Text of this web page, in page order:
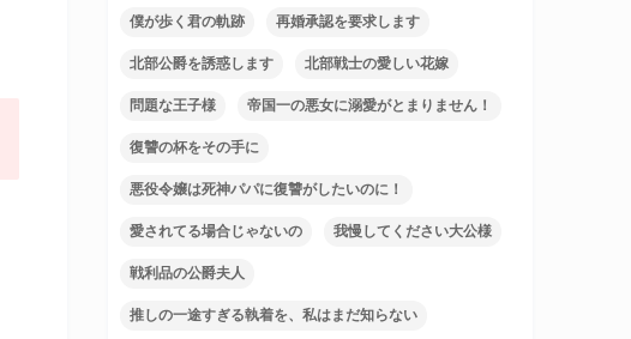
僕が歩く君の軌跡 再婚承認を要求します
北部公爵を誘惑します 北部戦士の愛しい花嫁
問題な王子様 帝国一の悪女に溺愛がとまりません！
復讐の杯をその手に
悪役令嬢は死神パパに復讐がしたいのに！
愛されてる場合じゃないの 我慢してください大公様
戦利品の公爵夫人
推しの一途すぎる執着を、私はまだ知らない